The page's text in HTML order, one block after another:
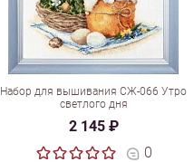
Набор для вышивания СЖ-066 Утро
светлого дня
2 145 ₽
0